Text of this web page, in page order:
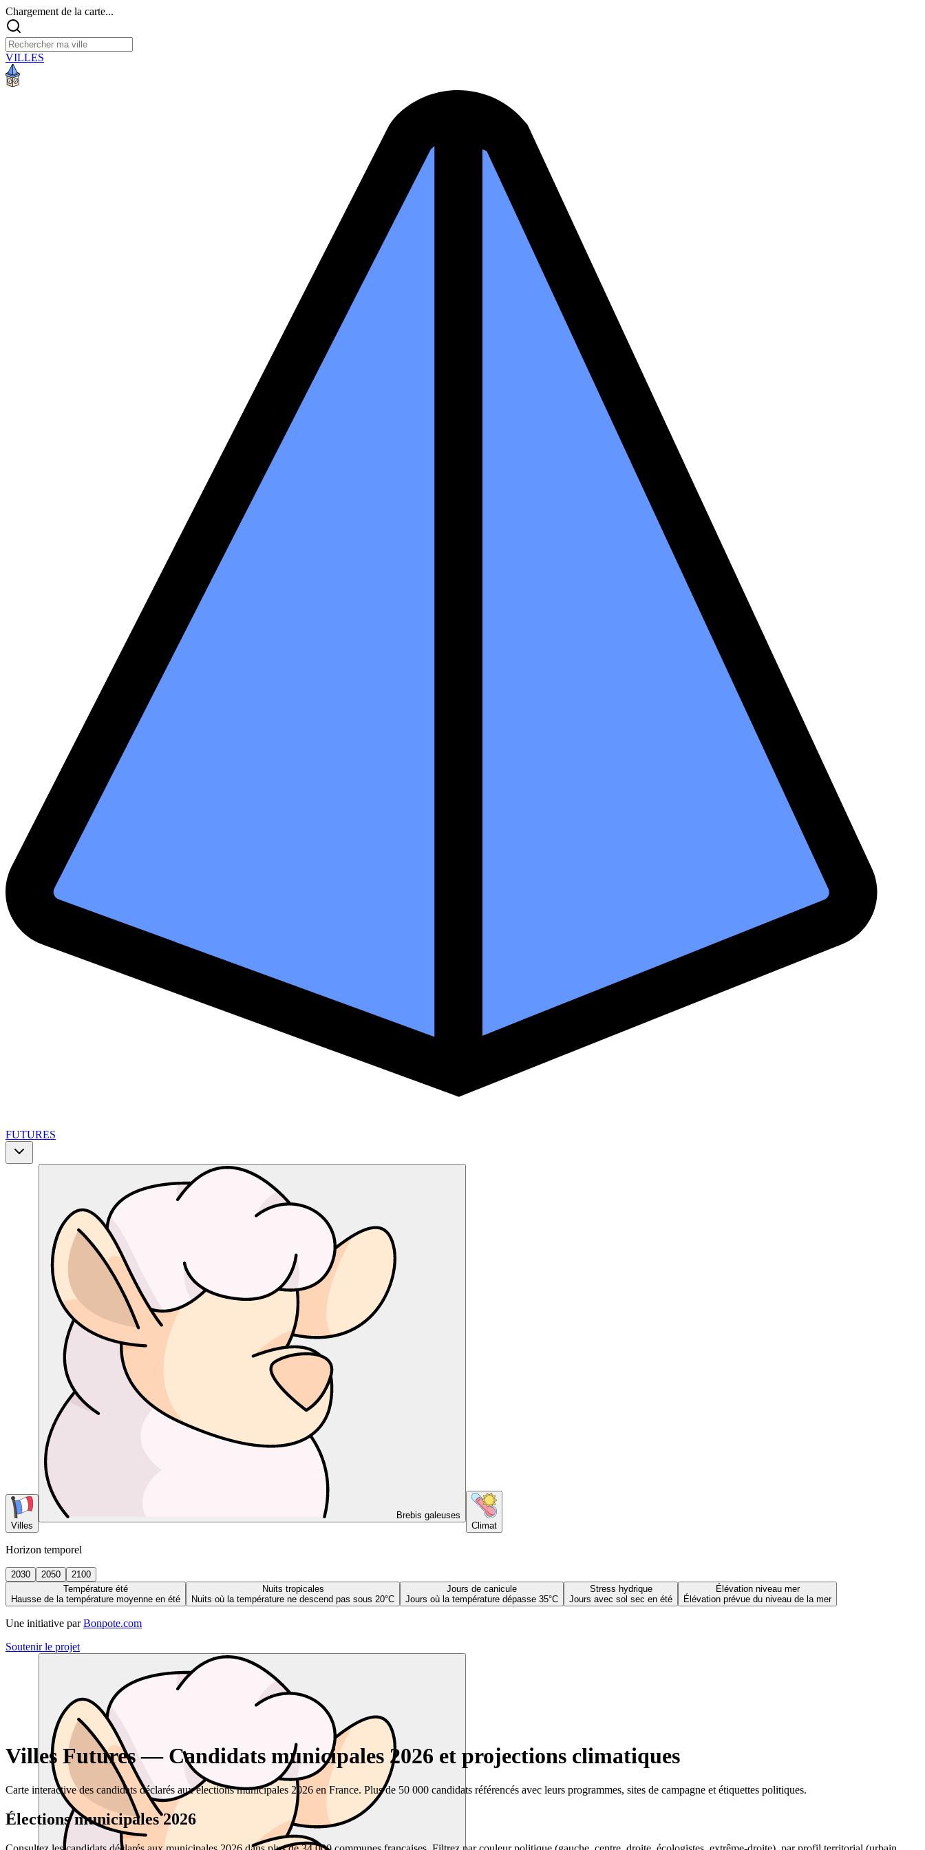
Chargement de la carte...
VILLES
FUTURES
Villes
Brebis galeuses
Climat
Horizon temporel
2030 2050
2100
Température été
Hausse de la température moyenne en été
Nuits tropicales
Nuits où la température ne descend pas sous 20°C
Jours de canicule
Jours où la température dépasse 35°C
Stress hydrique
Jours avec sol sec en été
Élévation niveau mer
Élévation prévue du niveau de la mer
Une initiative par Bonpote.com
Soutenir le projet
Villes Futures — Candidats municipales 2026 et projections climatiques
Carte interactive des candidats déclarés aux élections municipales 2026 en France. Plus de 50 000 candidats référencés avec leurs programmes, sites de campagne et étiquettes politiques.
Élections municipales 2026